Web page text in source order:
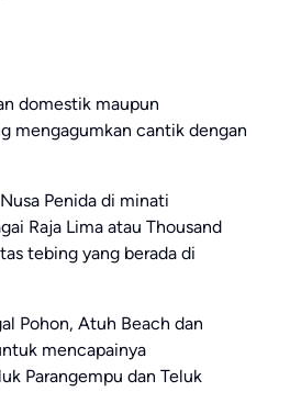
domestik maupun
mengagumkan cantik dengan
Penida di minati
Raja Lima atau Thousand
tebing yang berada di
Pohon, Atuh Beach dan
mencapainya
Parangempu dan Teluk